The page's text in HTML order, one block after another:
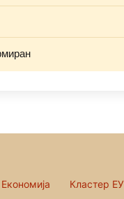
Економија Кластер ЕУ